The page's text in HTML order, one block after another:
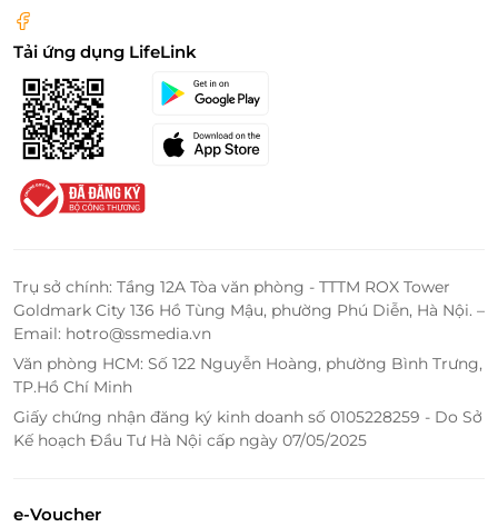
LifeLink - Địa Chỉ Săn Deal Làm Đẹp Giá
Ưu Đãi Nhất
Nếu bạn đang tìm kiếm những dịch vụ làm đẹp chất
lượng với mức giá ưu đãi, LifeLink chính là địa chỉ lý
tưởng để săn những deal hấp dẫn tại Hùng Nguyễn
Beauty Center. Với những gói dịch vụ thẩm mỹ cao
cấp, từ chăm sóc da đến các liệu trình điều trị
chuyên sâu, LifeLink mang đến cơ hội giúp bạn tiết
thẩm mỹ hàng đầu.
Tải ứng dụng LifeLink
Trụ sở chính: Tầng 12A Tòa văn phòng - TTTM ROX Tower
Goldmark City 136 Hồ Tùng Mậu, phường Phú Diễn, Hà Nội. –
Email: hotro@ssmedia.vn
Văn phòng HCM: Số 122 Nguyễn Hoàng, phường Bình Trưng,
TP.Hồ Chí Minh
Giấy chứng nhận đăng ký kinh doanh số 0105228259 - Do Sở
Kế hoạch Đầu Tư Hà Nội cấp ngày 07/05/2025
e-Voucher